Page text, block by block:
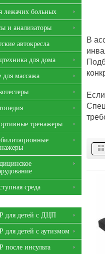
лежачих больных
и анализаторы
автокресла
для дома
для массажа
тренажеры
среда
для детей с ДЦП
для детей с аутизмом
после инсульта
В